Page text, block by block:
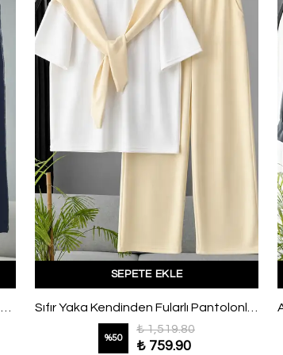
Üstü Parçalı İnce Kuşaklı Pantolonlu Modal Takım Lacivert
SEPETE EKLE
Sıfır Yaka Kendinden Fularlı Pantolonlu Suprem Takım Ekru Sarı
%50
₺ 1,519.80
₺ 759.90